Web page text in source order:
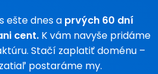
ešte dnes a prvých 60 dní
cent. K vám navyše pridáme
Stačí zaplatiť doménu –
postaráme my.